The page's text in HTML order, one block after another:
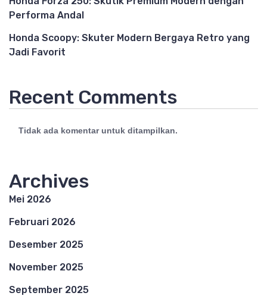
Performa Andal
Honda Scoopy: Skuter Modern Bergaya Retro yang
Jadi Favorit
Recent Comments
Tidak ada komentar untuk ditampilkan.
Archives
Mei 2026
Februari 2026
Desember 2025
November 2025
September 2025